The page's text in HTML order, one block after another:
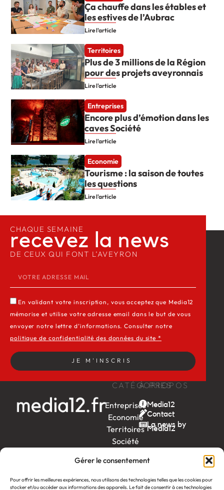
Gérer le consentement
Pour offrir les meilleures expériences, nous utilisons des technologies telles que les cookies pour
stocker et/ou accéder aux informations des appareils. Le fait de consentir à ces technologies
Ça chauffe dans les étables et
les estives de l’Aubrac
Lire l'article
Territoires
Plus de 3 millions de la Région
pour des projets aveyronnais
Lire l'article
Entreprises
Encore plus d’émotion dans les
caves Société
Lire l'article
Economie
Tourisme : la saison de toutes
les questions
Lire l'article
CATÉGORIES
Entreprises
Economie
Territoires
Société
end
Ambition
À PROPOS
Media12
Contact
La news by
Média12
CHAQUE SEMAINE
recevez la news​
DE CEUX QUI FONT L’AVEYRON
En validant votre inscription, vous acceptez que Media12
mémorise et utilise votre adresse email dans le but de vous
envoyer notre lettre d’informations. Consulter notre
politique de confidentialité des données du site *
JE M'INSCRIS